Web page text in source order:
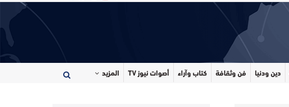
دين ودنيا فن وثقافة كتاب وآراء أصوات نيوز TV المزيد